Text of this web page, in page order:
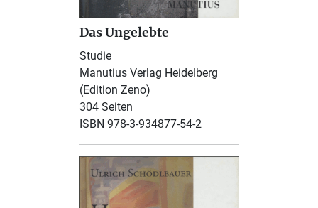
Das Ungelebte
Studie
Manutius Verlag Heidelberg
(Edition Zeno)
304 Seiten
ISBN 978-3-934877-54-2